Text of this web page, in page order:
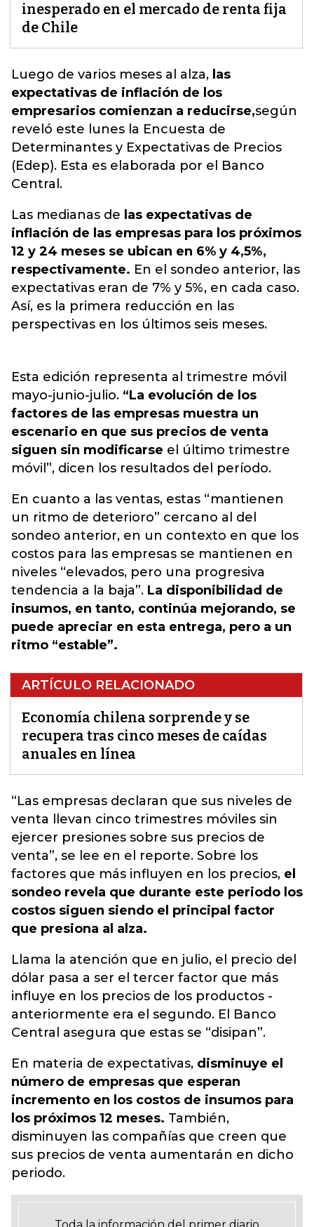
inesperado en el mercado de renta fija
de Chile
Luego de varios meses al alza, las
expectativas de inflación de los
empresarios comienzan a reducirse,según
reveló este lunes la Encuesta de
Determinantes y Expectativas de Precios
(Edep). Esta es elaborada por el Banco
Central.
Las medianas de las expectativas de
inflación de las empresas para los próximos
12 y 24 meses se ubican en 6% y 4,5%,
respectivamente. En el sondeo anterior, las
expectativas eran de 7% y 5%, en cada caso.
Así, es la primera reducción en las
perspectivas en los últimos seis meses.
Esta edición representa al trimestre móvil
mayo-junio-julio. “La evolución de los
factores de las empresas muestra un
escenario en que sus precios de venta
siguen sin modificarse el último trimestre
móvil”, dicen los resultados del período.
En cuanto a las ventas, estas “mantienen
un ritmo de deterioro” cercano al del
sondeo anterior, en un contexto en que los
costos para las empresas se mantienen en
niveles “elevados, pero una progresiva
tendencia a la baja”. La disponibilidad de
insumos, en tanto, continúa mejorando, se
puede apreciar en esta entrega, pero a un
ritmo “estable”.
ARTÍCULO RELACIONADO
Economía chilena sorprende y se
recupera tras cinco meses de caídas
anuales en línea
“Las empresas declaran que sus niveles de
venta llevan cinco trimestres móviles sin
ejercer presiones sobre sus precios de
venta”, se lee en el reporte. Sobre los
factores que más influyen en los precios, el
sondeo revela que durante este periodo los
costos siguen siendo el principal factor
que presiona al alza.
Llama la atención que en julio, el precio del
dólar pasa a ser el tercer factor que más
influye en los precios de los productos -
anteriormente era el segundo. El Banco
Central asegura que estas se “disipan”.
En materia de expectativas, disminuye el
número de empresas que esperan
incremento en los costos de insumos para
los próximos 12 meses. También,
disminuyen las compañías que creen que
sus precios de venta aumentarán en dicho
periodo.